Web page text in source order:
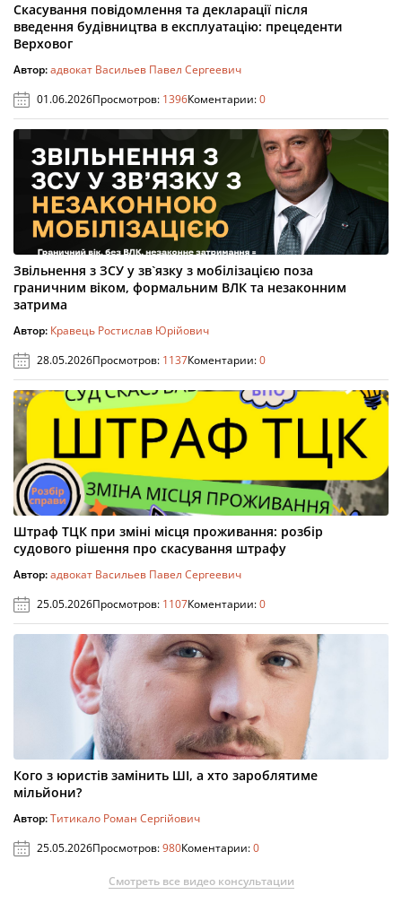
Скасування повідомлення та декларації після
введення будівництва в експлуатацію: прецеденти
Верховог
Автор:адвокат Васильев Павел Сергеевич
01.06.2026Просмотров: 1396Коментарии:0
Звільнення з ЗСУ у зв`язку з мобілізацією поза
граничним віком, формальним ВЛК та незаконним
затрима
Автор: Кравець Ростислав Юрійович
28.05.2026Просмотров: 1137Коментарии:0
Штраф ТЦК при зміні місця проживання: розбір
судового рішення про скасування штрафу
Автор:адвокат Васильев Павел Сергеевич
25.05.2026Просмотров: 1107Коментарии:0
Кого з юристів замінить ШІ, а хто зароблятиме
мільйони?
Автор:Титикало Роман Сергійович
25.05.2026Просмотров:980Коментарии:0
Смотреть все видео консультации